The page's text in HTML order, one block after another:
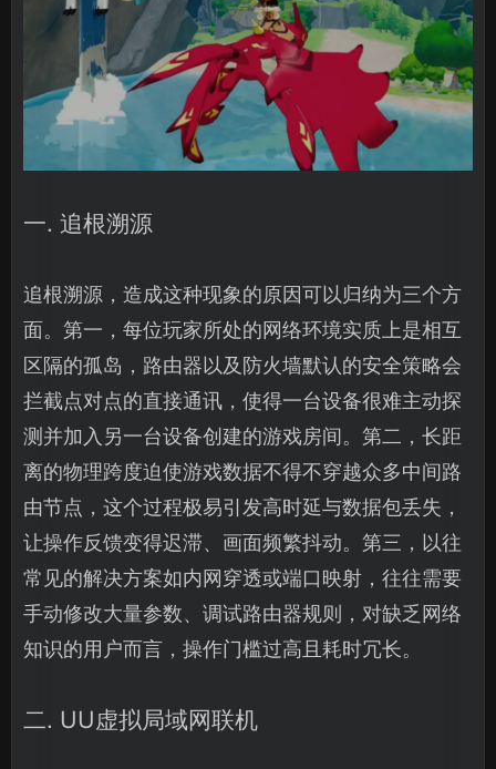
一. 追根溯源
追根溯源，造成这种现象的原因可以归纳为三个方
面。第一，每位玩家所处的网络环境实质上是相互
区隔的孤岛，路由器以及防火墙默认的安全策略会
拦截点对点的直接通讯，使得一台设备很难主动探
测并加入另一台设备创建的游戏房间。第二，长距
离的物理跨度迫使游戏数据不得不穿越众多中间路
由节点，这个过程极易引发高时延与数据包丢失，
让操作反馈变得迟滞、画面频繁抖动。第三，以往
常见的解决方案如内网穿透或端口映射，往往需要
手动修改大量参数、调试路由器规则，对缺乏网络
知识的用户而言，操作门槛过高且耗时冗长。
二. UU虚拟局域网联机